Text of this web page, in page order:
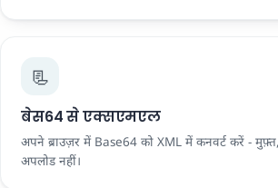
📃
बेस64 से एक्सएमएल
अपने ब्राउज़र में Base64 को XML में कनवर्ट करें -
अपलोड नहीं।